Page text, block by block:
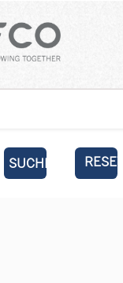
SUCHEN RESET